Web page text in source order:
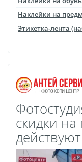
Фото на
(упаковка)
Воздушные шары
Расписание
Фотокубик
Печать файлов
Листовая печать
Наклейки на
Этикетка-лента
скидки на
действуют